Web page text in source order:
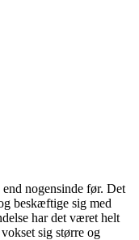
nogensinde før. Det
beskæftige sig med
har det været helt
sig større og